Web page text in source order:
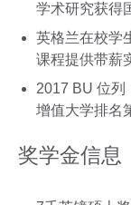
学术研究获得
英格兰在校学
课程提供带薪
2017 BU 位列
增值大学排名
奖学金信息